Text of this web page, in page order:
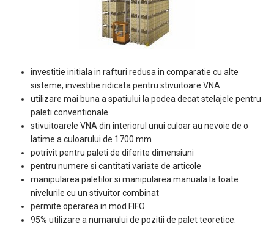
investitie initiala in rafturi redusa in comparatie cu alte
sisteme, investitie ridicata pentru stivuitoare VNA
utilizare mai buna a spatiului la podea decat stelajele pentru
paleti conventionale
stivuitoarele VNA din interiorul unui culoar au nevoie de o
latime a culoarului de 1700 mm
potrivit pentru paleti de diferite dimensiuni
pentru numere si cantitati variate de articole
manipularea paletilor si manipularea manuala la toate
nivelurile cu un stivuitor combinat
permite operarea in mod FIFO
95% utilizare a numarului de pozitii de palet teoretice.